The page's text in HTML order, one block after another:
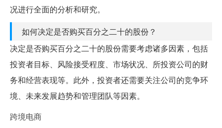
况进行全面的分析和研究。
如何决定是否购买百分之二十的股份？
决定是否购买百分之二十的股份需要考虑诸多因素，包括
投资者目标、风险接受程度、市场状况、所投资公司的财
务和经营表现等。此外，投资者还需要关注公司的竞争环
境、未来发展趋势和管理团队等因素。
跨境电商